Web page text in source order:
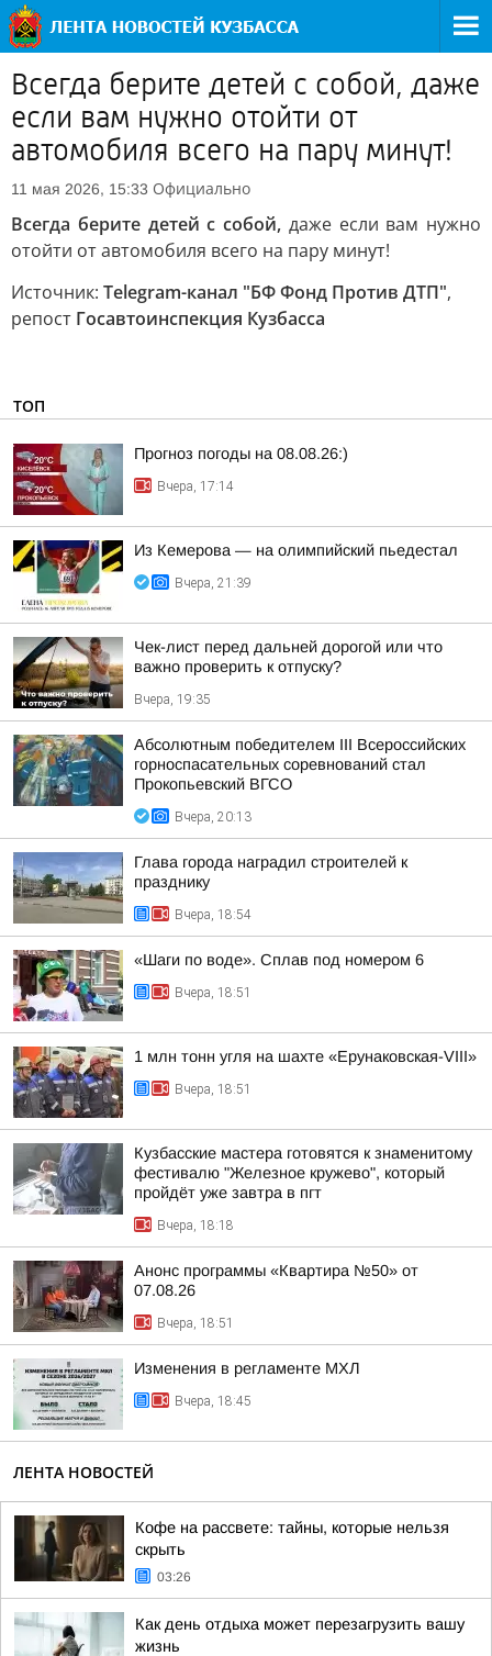
Всегда берите детей с собой, даже
если вам нужно отойти от
автомобиля всего на пару минут!
11 мая 2026, 15:33 Официально
Всегда берите детей с собой, даже если вам нужно
отойти от автомобиля всего на пару минут!
Источник: Telegram-канал "БФ Фонд Против ДТП",
репост Госавтоинспекция Кузбасса
ТОП
Прогноз погоды на 08.08.26:)
Вчера, 17:14
Из Кемерова — на олимпийский пьедестал
Вчера, 21:39
Чек-лист перед дальней дорогой или что
важно проверить к отпуску?
Вчера, 19:35
Абсолютным победителем III Всероссийских
горноспасательных соревнований стал
Прокопьевский ВГСО
Вчера, 20:13
Глава города наградил строителей к
празднику
Вчера, 18:54
«Шаги по воде». Сплав под номером 6
Вчера, 18:51
1 млн тонн угля на шахте «Ерунаковская-VIII»
Вчера, 18:51
Кузбасские мастера готовятся к знаменитому
фестивалю "Железное кружево", который
пройдёт уже завтра в пгт
Вчера, 18:18
Анонс программы «Квартира №50» от
07.08.26
Вчера, 18:51
Изменения в регламенте МХЛ
Вчера, 18:45
ЛЕНТА НОВОСТЕЙ
Кофе на рассвете: тайны, которые нельзя
скрыть
03:26
Как день отдыха может перезагрузить вашу
жизнь